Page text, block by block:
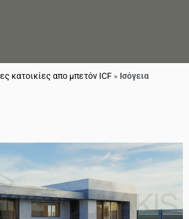
κατοικίες απο μπετόν ICF » Ισόγεια